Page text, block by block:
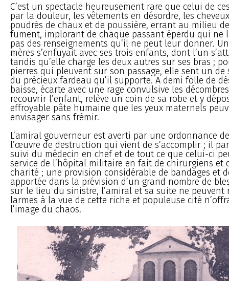
C’est un spectacle heureusement rare que celui de
par la douleur, les vêtements en désordre, les
poudrés de chaux et de poussière, errant au milieu
fument, implorant de chaque passant éperdu qui ne
pas des renseignements qu’il ne peut leur donner.
mères s’enfuyait avec ses trois enfants, dont l’un
tandis qu’elle charge les deux autres sur ses bras ;
pierres qui pleuvent sur son passage, elle sent un de
du précieux fardeau qu’il supporte. A demi folle de
baisse, écarte avec une rage convulsive les
recouvrir l’enfant, relève un coin de sa robe et y
effroyable pâte humaine que les yeux maternels
envisager sans frémir.
L’amiral gouverneur est averti par une ordonnance
l’œuvre de destruction qui vient de s’accomplir ; il
suivi du médecin en chef et de tout ce que celui-ci
service de l’hôpital militaire en fait de chirurgiens et
charité ; une provision considérable de bandages et
apportée dans la prévision d’un grand nombre de
sur le lieu du sinistre, l’amiral et sa suite ne peuvent
larmes à la vue de cette riche et populeuse cité
l’image du chaos.